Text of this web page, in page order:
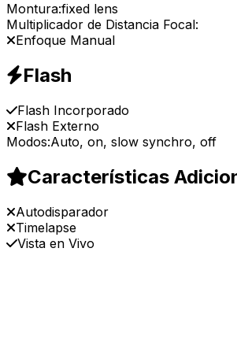
Montura:fixed lens
Multiplicador de Distancia Focal:
Enfoque Manual
Flash
Flash Incorporado
Flash Externo
Modos:Auto, on, slow synchro, off
Características
Autodisparador
Timelapse
Vista en Vivo